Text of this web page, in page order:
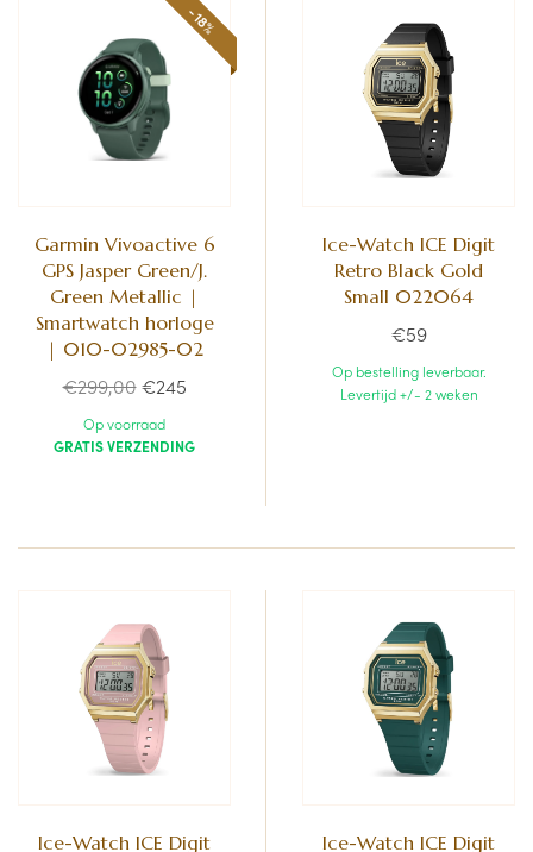
Garmin Vivoactive 6
GPS Jasper Green/J.
Green Metallic |
Smartwatch horloge
| 010-02985-02
Normale
prijs
€299,00
-18%
€245
Op voorraad
GRATIS VERZENDING
Ice-Watch ICE Digit
Retro Black Gold
Small 022064
€59
Op bestelling leverbaar.
Levertijd +/- 2 weken
Ice-Watch ICE Digit Ice-Watch ICE Digit